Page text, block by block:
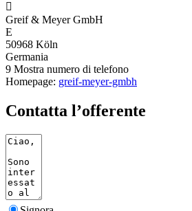

Greif & Meyer GmbH
E
50968 Köln
Germania
9 Mostra numero di telefono
Homepage: greif-meyer-gmbh
Contatta l’offerente